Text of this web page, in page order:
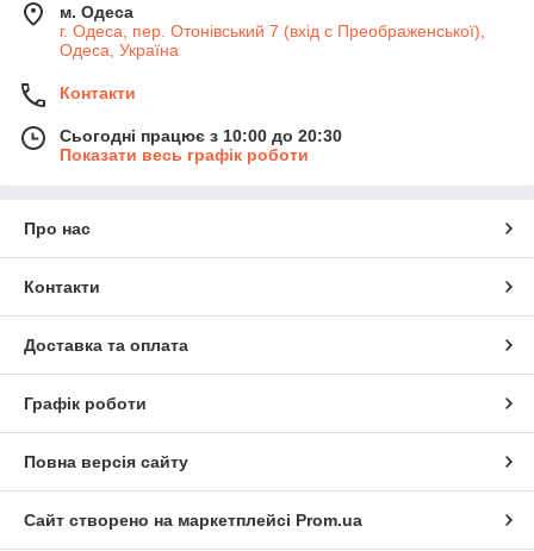
м. Одеса
г. Одеса, пер. Отонівський 7 (вхід с Преображенської),
Одеса, Україна
Контакти
Сьогодні працює з 10:00 до 20:30
Показати весь графік роботи
Про нас
Контакти
Доставка та оплата
Графік роботи
Повна версія сайту
Сайт створено на маркетплейсі Prom.ua